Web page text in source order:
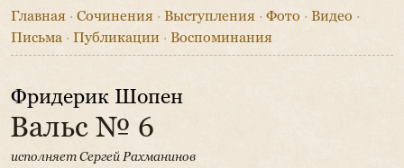
Главная · Сочинения · Выступления · Фото · Видео ·
Письма · Публикации · Воспоминания
Фридерик Шопен
Вальс № 6
исполняет Сергей Рахманинов